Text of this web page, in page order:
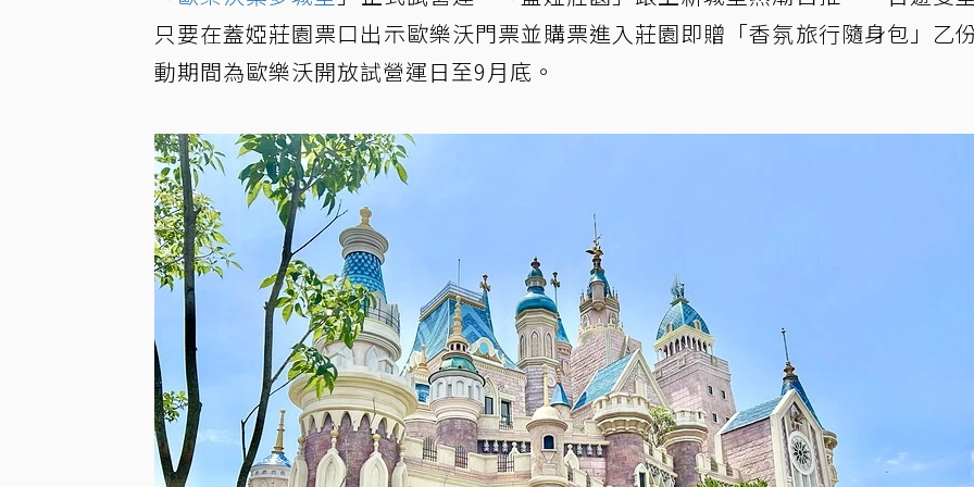
只要在蓋婭莊園票口出示歐樂沃門票並購票進入莊園即贈「香氛旅行隨身包」乙
動期間為歐樂沃開放試營運日至9月底。